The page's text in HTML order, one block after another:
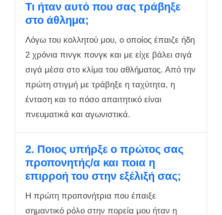
Τι ήταν αυτό που σας τράβηξε
στο άθλημα;
Λόγω του κολλητού μου, ο οποίος έπαιζε ήδη
2 χρόνια πινγκ πονγκ και με είχε βάλει σιγά
σιγά μέσα στο κλίμα του αθλήματος. Από την
πρώτη στιγμή με τράβηξε η ταχύτητα, η
ένταση και το πόσο απαιτητικό είναι
πνευματικά και αγωνιστικά.
2. Ποιος υπήρξε ο πρώτος σας
προπονητής/α και ποια η
επιρροή του στην εξέλιξή σας;
Η πρώτη προπονήτρια που έπαιξε
σημαντικό ρόλο στην πορεία μου ήταν η